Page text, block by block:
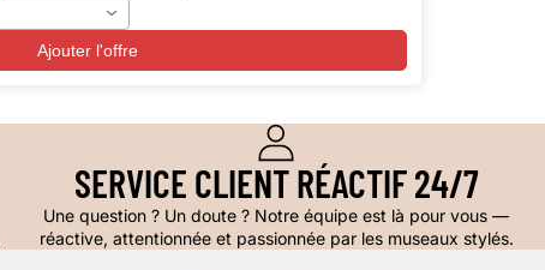
Commandes
Ajouter l'offre
SERVICE CLIENT RÉACTIF 24/7
Une question ? Un doute ? Notre équipe est là pour vous —
réactive, attentionnée et passionnée par les museaux stylés.